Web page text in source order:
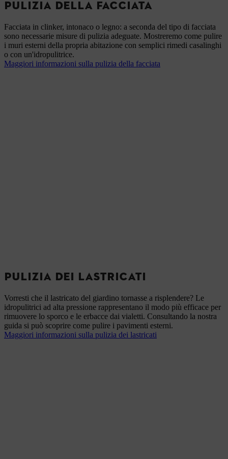
PULIZIA DELLA FACCIATA
Facciata in clinker, intonaco o legno: a seconda del tipo di facciata
sono necessarie misure di pulizia adeguate. Mostreremo come pulire
i muri esterni della propria abitazione con semplici rimedi casalinghi
o con un'idropulitrice.
Maggiori informazioni sulla pulizia della facciata
PULIZIA DEI LASTRICATI
Vorresti che il lastricato del giardino tornasse a risplendere? Le
idropulitrici ad alta pressione rappresentano il modo più efficace per
rimuovere lo sporco e le erbacce dai vialetti. Consultando la nostra
guida si può scoprire come pulire i pavimenti esterni.
Maggiori informazioni sulla pulizia dei lastricati